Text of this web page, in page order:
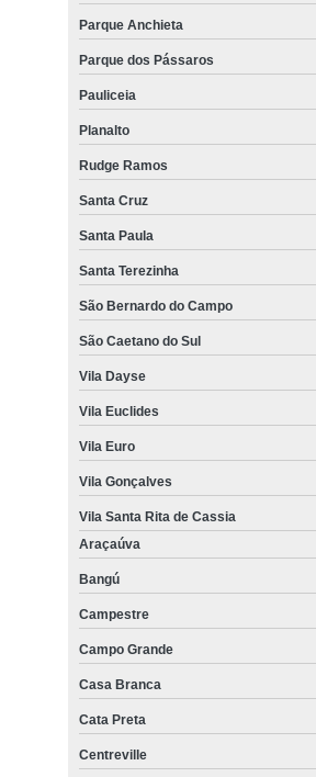
Parque Anchieta
Parque dos Pássaros
Pauliceia
Planalto
Rudge Ramos
Santa Cruz
Santa Paula
Santa Terezinha
São Bernardo do Campo
São Caetano do Sul
Vila Dayse
Vila Euclides
Vila Euro
Vila Gonçalves
Vila Santa Rita de Cassia
Araçaúva
Bangú
Campestre
Campo Grande
Casa Branca
Cata Preta
Centreville